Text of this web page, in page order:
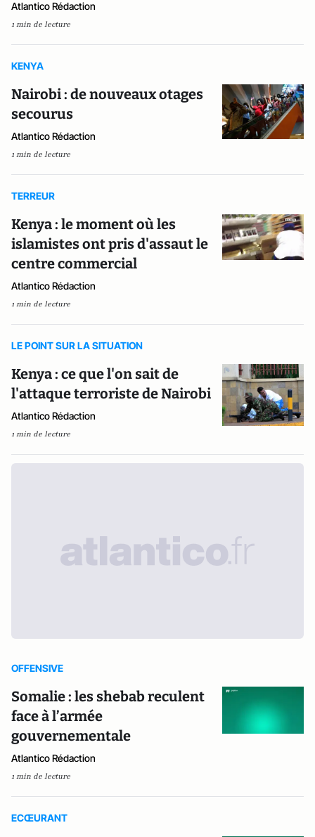
Atlantico Rédaction
1 min de lecture
KENYA
Nairobi : de nouveaux otages
secourus
Atlantico Rédaction
1 min de lecture
TERREUR
Kenya : le moment où les
islamistes ont pris d'assaut le
centre commercial
Atlantico Rédaction
1 min de lecture
LE POINT SUR LA SITUATION
Kenya : ce que l'on sait de
l'attaque terroriste de Nairobi
Atlantico Rédaction
1 min de lecture
OFFENSIVE
Somalie : les shebab reculent
face à l’armée
gouvernementale
Atlantico Rédaction
1 min de lecture
ECŒURANT